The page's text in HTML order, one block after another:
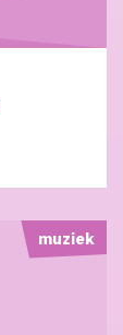
muziek